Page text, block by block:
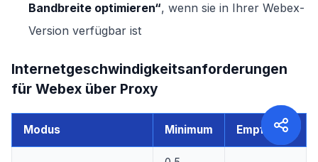
Bandbreite optimieren“, wenn sie in Ihrer Webex-
Version verfügbar ist
Internetgeschwindigkeitsanforderungen
für Webex über Proxy
Modus Minimum Empfohlen